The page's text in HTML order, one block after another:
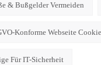
& Bußgelder Vermeiden
Konforme Webseite
Für IT-Sicherheit